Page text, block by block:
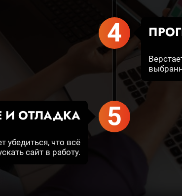
4
5
И ОТЛАДКА
убедиться, что всё
сайт в работу.